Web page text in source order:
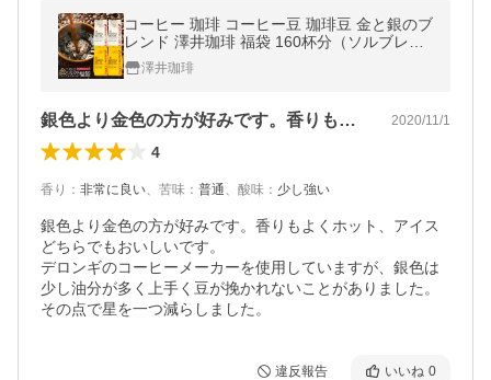
コーヒー 珈琲 コーヒー豆 珈琲豆 金と銀のブ
レンド 澤井珈琲 福袋 160杯分（ソルブレン
澤井珈琲
銀色より金色の方が好みです。香りもよく… 2020/11/1
4
香り ： 非常に良い、 苦味 ： 普通、 酸味 ： 少し強い
銀色より金色の方が好みです。香りもよくホット、アイス
どちらでもおいしいです。
デロンギのコーヒーメーカーを使用していますが、銀色は
少し油分が多く上手く豆が挽かれないことがありました。
その点で星を一つ減らしました。
違反報告 いいね 0